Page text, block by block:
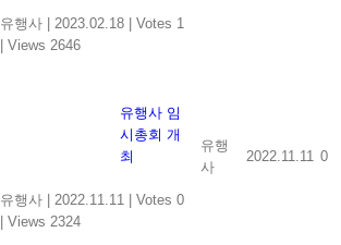
유행사 | 2023.02.18 | Votes 1
| Views 2646
유행사 임
시총회 개
최
유행사 | 2022.11.11 | Votes 0
| Views 2324
유행
사
2022.11.11 0